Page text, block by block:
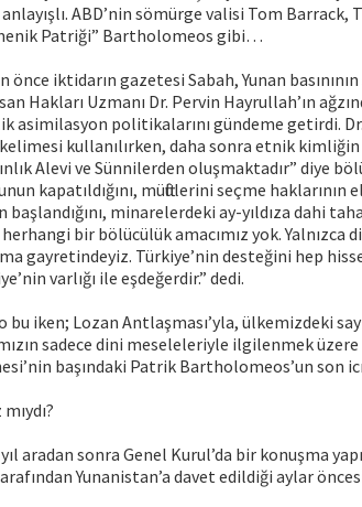
ABD’nin sömürge valisi Tom Barrack,
Patriği” Bartholomeos gibi…
önce iktidarın gazetesi Sabah, Yunan
Hakları Uzmanı Dr. Pervin Hayrullah’ın
asimilasyon politikalarını gündeme getirdi.
kullanılırken, daha sonra etnik
Alevi ve Sünnilerden oluşmaktadır” diye
kapatıldığını, müftülerini seçme haklarının
başlandığını, minarelerdeki ay-yıldıza dahi
bir bölücülük amacımız yok.
gayretindeyiz. Türkiye’nin desteğini hep
varlığı ile eşdeğerdir.” dedi.
bu iken; Lozan Antlaşması’yla, ülkemizdeki
sadece dini meseleleriyle ilgilenmek
başındaki Patrik Bartholomeos’un son
aradan sonra Genel Kurul’da bir konuşma
Yunanistan’a davet edildiği aylar